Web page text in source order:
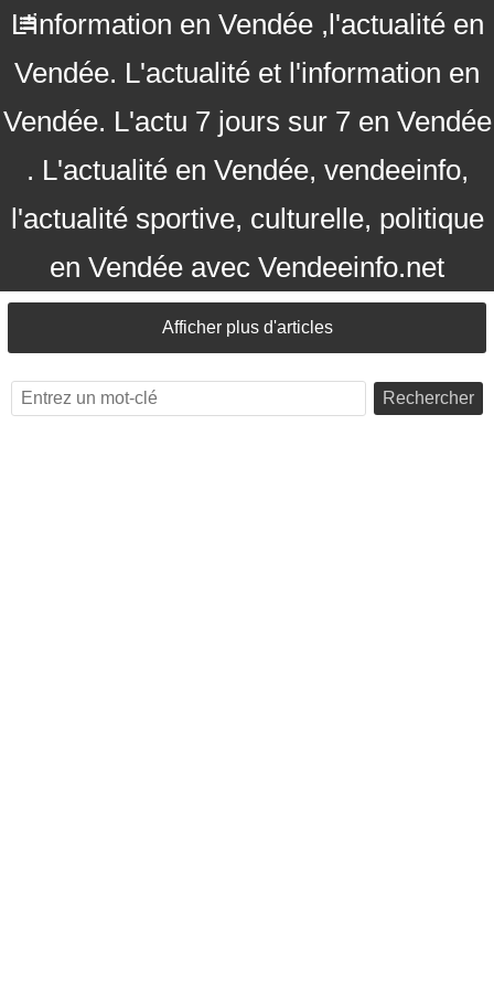
L'information en Vendée ,l'actualité en
Vendée. L'actualité et l'information en
Vendée. L'actu 7 jours sur 7 en Vendée
. L'actualité en Vendée, vendeeinfo,
l'actualité sportive, culturelle, politique
en Vendée avec Vendeeinfo.net
Afficher plus d'articles
Rechercher